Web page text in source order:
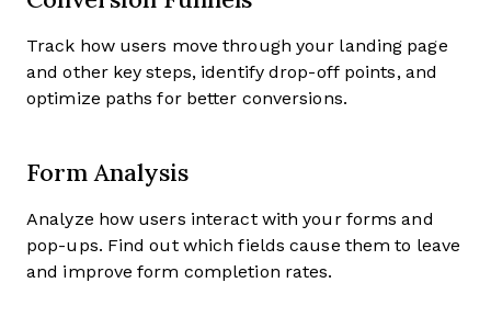
Track how users move through your landing page
and other key steps, identify drop-off points, and
optimize paths for better conversions.
Form Analysis
Analyze how users interact with your forms and
pop-ups. Find out which fields cause them to leave
and improve form completion rates.